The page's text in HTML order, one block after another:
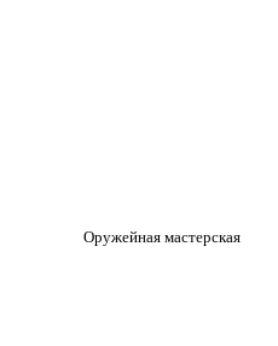
Оружейная мастерская